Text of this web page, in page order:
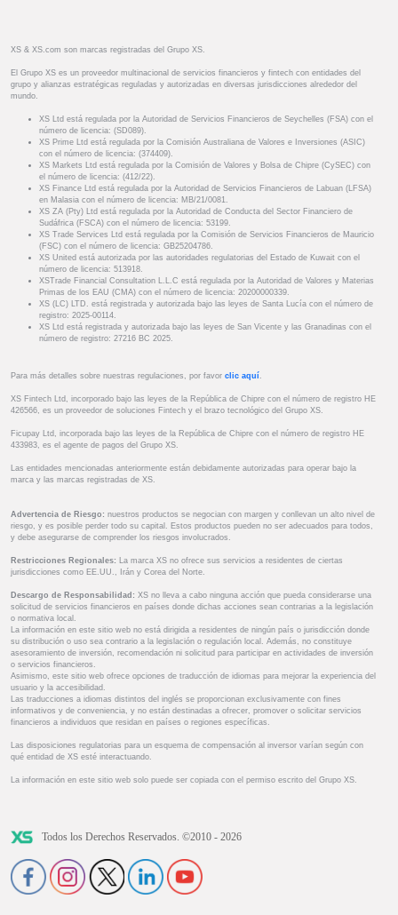
XS & XS.com son marcas registradas del Grupo XS.
El Grupo XS es un proveedor multinacional de servicios financieros y fintech con entidades del
grupo y alianzas estratégicas reguladas y autorizadas en diversas jurisdicciones alrededor del
mundo.
XS Ltd está regulada por la Autoridad de Servicios Financieros de Seychelles (FSA) con el
número de licencia: (SD089).
XS Prime Ltd está regulada por la Comisión Australiana de Valores e Inversiones (ASIC)
con el número de licencia: (374409).
XS Markets Ltd está regulada por la Comisión de Valores y Bolsa de Chipre (CySEC) con
el número de licencia: (412/22).
XS Finance Ltd está regulada por la Autoridad de Servicios Financieros de Labuan (LFSA)
en Malasia con el número de licencia: MB/21/0081.
XS ZA (Pty) Ltd está regulada por la Autoridad de Conducta del Sector Financiero de
Sudáfrica (FSCA) con el número de licencia: 53199.
XS Trade Services Ltd está regulada por la Comisión de Servicios Financieros de Mauricio
(FSC) con el número de licencia: GB25204786.
XS United está autorizada por las autoridades regulatorias del Estado de Kuwait con el
número de licencia: 513918.
XSTrade Financial Consultation L.L.C está regulada por la Autoridad de Valores y Materias
Primas de los EAU (CMA) con el número de licencia: 20200000339.
XS (LC) LTD. está registrada y autorizada bajo las leyes de Santa Lucía con el número de
registro: 2025-00114.
XS Ltd está registrada y autorizada bajo las leyes de San Vicente y las Granadinas con el
número de registro: 27216 BC 2025.
Para más detalles sobre nuestras regulaciones, por favor clic aquí .
XS Fintech Ltd, incorporado bajo las leyes de la República de Chipre con el número de registro HE
426566, es un proveedor de soluciones Fintech y el brazo tecnológico del Grupo XS.
Ficupay Ltd, incorporada bajo las leyes de la República de Chipre con el número de registro HE
433983, es el agente de pagos del Grupo XS.
Las entidades mencionadas anteriormente están debidamente autorizadas para operar bajo la
marca y las marcas registradas de XS.
Advertencia de Riesgo: nuestros productos se negocian con margen y conllevan un alto nivel de
riesgo, y es posible perder todo su capital. Estos productos pueden no ser adecuados para todos,
y debe asegurarse de comprender los riesgos involucrados.
Restricciones Regionales: La marca XS no ofrece sus servicios a residentes de ciertas
jurisdicciones como EE.UU., Irán y Corea del Norte.
Descargo de Responsabilidad: XS no lleva a cabo ninguna acción que pueda considerarse una
solicitud de servicios financieros en países donde dichas acciones sean contrarias a la legislación
o normativa local.
La información en este sitio web no está dirigida a residentes de ningún país o jurisdicción donde
su distribución o uso sea contrario a la legislación o regulación local. Además, no constituye
asesoramiento de inversión, recomendación ni solicitud para participar en actividades de inversión
o servicios financieros.
Asimismo, este sitio web ofrece opciones de traducción de idiomas para mejorar la experiencia del
usuario y la accesibilidad.
Las traducciones a idiomas distintos del inglés se proporcionan exclusivamente con fines
informativos y de conveniencia, y no están destinadas a ofrecer, promover o solicitar servicios
financieros a individuos que residan en países o regiones específicas.
Las disposiciones regulatorias para un esquema de compensación al inversor varían según con
qué entidad de XS esté interactuando.
La información en este sitio web solo puede ser copiada con el permiso escrito del Grupo XS.
Todos los Derechos Reservados. ©2010 - 2026